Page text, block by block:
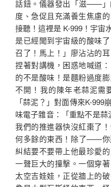
話鈕。儀器發出「滋——」
度、急促且充滿養生焦慮
接聽！這裡是 K-999！宇宙
是已經聞到宇宙級的酸味
召了！馬上！」廖沾沾的
捏著對講機，困惑地喊道
的不是酸味！是麵粉過度
不開！我的陳年老蒜泥需
「蒜泥？」對面傳來K-
味電子雜音：「重點不是
我們的推進器快沒紅棗了
何多餘的東西！除了——你
糾結要不要帶上他最珍愛
一聲巨大的撞擊。一個穿
太空吉娃娃，正從牆上的